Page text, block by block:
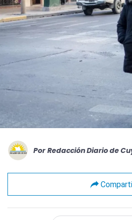
Por Redacción Diario de